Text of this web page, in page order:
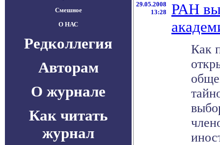
Смешное
О НАС
Редколлегия
Авторам
О журнале
Как читать
журнал
29.05.2008
13:28
РАН
Как